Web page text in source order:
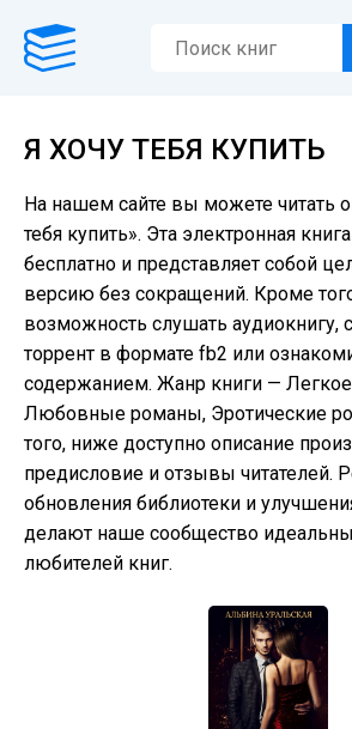
Я ХОЧУ ТЕБЯ КУПИТЬ
На нашем сайте вы можете читать
тебя купить». Эта электронная
бесплатно и представляет собой
версию без сокращений. Кроме
возможность слушать аудиокнигу,
торрент в формате fb2 или
содержанием. Жанр книги — Легкое
Любовные романы, Эротические
того, ниже доступно описание
предисловие и отзывы читателей.
обновления библиотеки и
делают наше сообщество
любителей книг.